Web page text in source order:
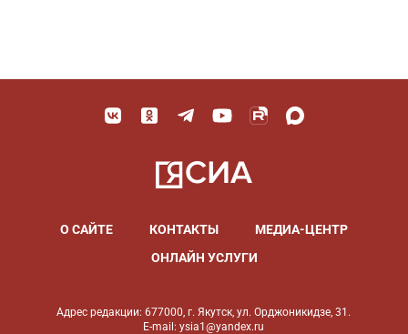
О САЙТЕ КОНТАКТЫ
МЕДИА-ЦЕНТР
ОНЛАЙН УСЛУГИ
Адрес редакции: 677000, г. Якутск, ул. Орджоникидзе, 31.
E-mail: ysia1@yandex.ru